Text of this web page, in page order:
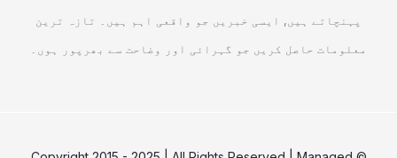
پہنچاتے ہیں, ایسی خبریں جو واقعی اہم ہیں۔ تازہ ترین
معلومات حاصل کریں جو گہرائی اور وضاحت سے بھرپور ہوں۔